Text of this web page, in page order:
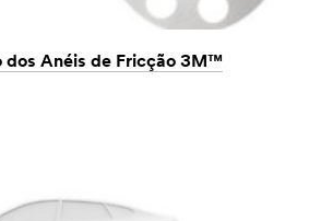
dos Anéis de Fricção 3M™